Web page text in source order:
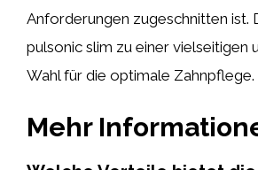
Anforderungen zugeschnitten ist.
pulsonic slim zu einer vielseitigen
Wahl für die optimale Zahnpflege.
Mehr